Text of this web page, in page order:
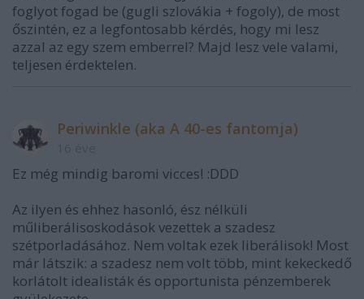
foglyot fogad be (gugli szlovákia + fogoly), de most
őszintén, ez a legfontosabb kérdés, hogy mi lesz
azzal az egy szem emberrel? Majd lesz vele valami,
teljesen érdektelen.
Periwinkle (aka A 40-es fantomja)
Ez még mindig baromi vicces! :DDD
Az ilyen és ehhez hasonló, ész nélküli
műliberálisoskodások vezettek a szadesz
szétporladásához. Nem voltak ezek liberálisok! Most
már látszik: a szadesz nem volt több, mint kekeckedő
korlátolt idealisták és opportunista pénzemberek